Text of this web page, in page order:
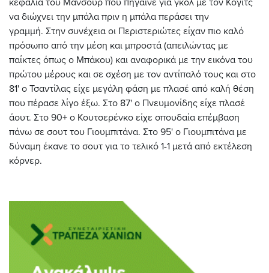
κεφαλιά του Μανσούρ που πήγαινε για γκολ με τον Κόγιτς
να διώχνει την μπάλα πριν η μπάλα περάσει την
γραμμή. Στην συνέχεια οι Περιστεριώτες είχαν πιο καλό
πρόσωπο από την μέση και μπροστά (απειλώντας με
παίκτες όπως ο Μπάκου) και αναφορικά με την εικόνα του
πρώτου μέρους και σε σχέση με τον αντίπαλό τους και στο
81' ο Τσαντίλας είχε μεγάλη φάση με πλασέ από καλή θέση
που πέρασε λίγο έξω. Στο 87' ο Πνευμονίδης είχε πλασέ
άουτ. Στο 90+ ο Κουτσερένκο είχε σπουδαία επέμβαση
πάνω σε σουτ του Γιουμπιτάνα. Στο 95' ο Γιουμπιτάνα με
δύναμη έκανε το σουτ για το τελικό 1-1 μετά από εκτέλεση
κόρνερ.